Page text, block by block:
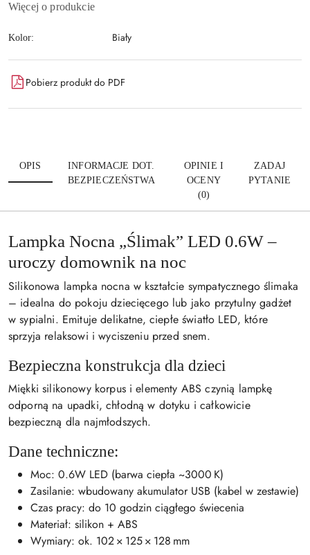
Więcej o produkcie
Kolor: Biały
Pobierz produkt do PDF
OPIS
INFORMACJE DOT.
BEZPIECZEŃSTWA
OPINIE I
OCENY
(0)
ZADAJ
PYTANIE
Lampka Nocna „Ślimak” LED 0.6W –
uroczy domownik na noc
Silikonowa lampka nocna w kształcie sympatycznego ślimaka
– idealna do pokoju dziecięcego lub jako przytulny gadżet
w sypialni. Emituje delikatne, ciepłe światło LED, które
sprzyja relaksowi i wyciszeniu przed snem.
Bezpieczna konstrukcja dla dzieci
Miękki silikonowy korpus i elementy ABS czynią lampkę
odporną na upadki, chłodną w dotyku i całkowicie
bezpieczną dla najmłodszych.
Dane techniczne:
Moc: 0.6W LED (barwa ciepła ~3000 K)
Zasilanie: wbudowany akumulator USB (kabel w zestawie)
Czas pracy: do 10 godzin ciągłego świecenia
Materiał: silikon + ABS
Wymiary: ok. 102 × 125 × 128 mm